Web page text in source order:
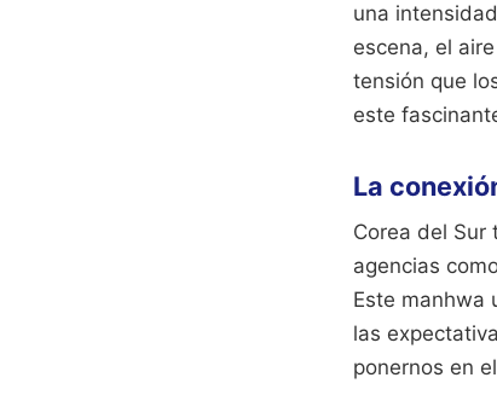
una
escena, el
tensión que
este
La
Corea del Sur
agencias
Este manhwa
las
ponernos en